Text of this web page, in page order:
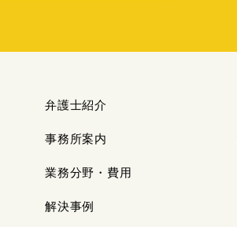
弁護士紹介
事務所案内
業務分野・費用
解決事例